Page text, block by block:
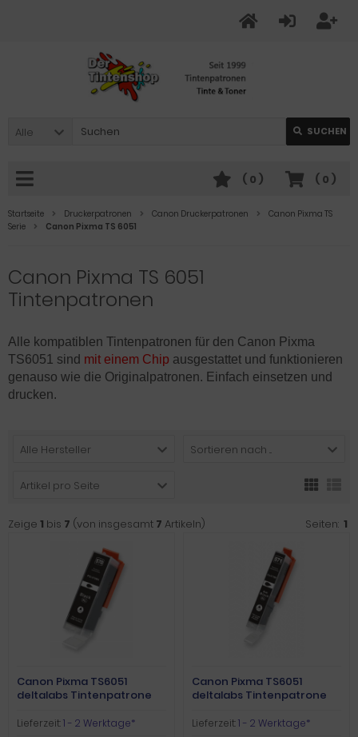
Alle SUCHEN
( 0 )
( 0 )
Startseite Druckerpatronen Canon Druckerpatronen
Canon Pixma TS
Serie
Canon Pixma TS 6051
Canon Pixma TS 6051
Tintenpatronen
Alle kompatiblen Tintenpatronen für den Canon Pixma
TS6051 sind mit einem Chip ausgestattet und funktionieren
genauso wie die Originalpatronen. Einfach einsetzen und
drucken.
Alle Hersteller Sortieren nach ...
Artikel pro Seite
Zeige 1 bis 7 (von insgesamt 7 Artikeln) Seiten: 1
Canon Pixma TS6051
deltalabs Tintenpatrone
Lieferzeit:1 - 2 Werktage*
Canon Pixma TS6051
deltalabs Tintenpatrone
Lieferzeit:1 - 2 Werktage*